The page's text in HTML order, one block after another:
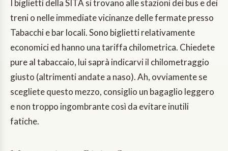
I biglietti della SITA si trovano alle stazioni dei bus e dei
treni o nelle immediate vicinanze delle fermate presso
Tabacchi e bar locali. Sono biglietti relativamente
economici ed hanno una tariffa chilometrica. Chiedete
pure al tabaccaio, lui saprà indicarvi il chilometraggio
giusto (altrimenti andate a naso). Ah, ovviamente se
scegliete questo mezzo, consiglio un bagaglio leggero
e non troppo ingombrante così da evitare inutili
fatiche.